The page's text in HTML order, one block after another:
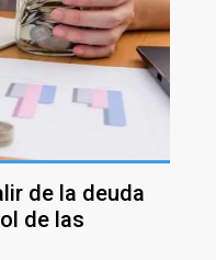
de la deuda
de las